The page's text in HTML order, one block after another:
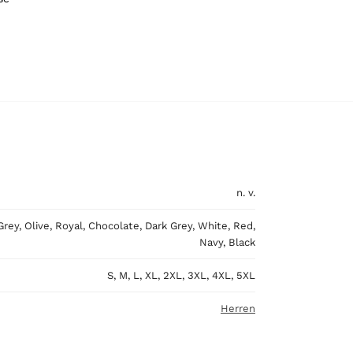
n. v.
Olive, Royal, Chocolate, Dark Grey, White, Red,
Navy, Black
S, M, L, XL, 2XL, 3XL, 4XL, 5XL
Herren